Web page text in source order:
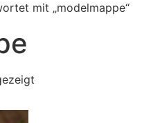
mit „modelmappe“